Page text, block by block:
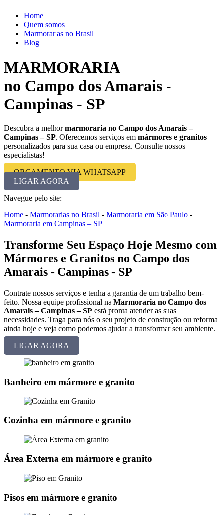
Home
Quem somos
Marmorarias no Brasil
Blog
MARMORARIA
no Campo dos Amarais -
Campinas - SP
Descubra a melhormarmoraria no Campo dos Amarais –
Campinas – SP. Oferecemos serviços em mármores e granitos
personalizados para sua casa ou empresa. Consulte nossos
especialistas!
ORÇAMENTO VIA WHATSAPP
LIGAR AGORA
Navegue pelo site:
Home - Marmorarias no Brasil - Marmoraria em São Paulo -
Marmoraria em Campinas – SP
Transforme Seu Espaço Hoje Mesmo com
Mármores e Granitos no Campo dos
Amarais - Campinas - SP
Contrate nossos serviços e tenha a garantia de um trabalho bem-
feito. Nossa equipe profissional na Marmoraria no Campo dos
Amarais – Campinas – SP está pronta atender as suas
necessidades. Traga para nós o seu projeto de construção ou reforma
ainda hoje e veja como podemos ajudar a transformar seu ambiente.
LIGAR AGORA
Banheiro em mármore e granito
Cozinha em mármore e granito
Área Externa em mármore e granito
Pisos em mármore e granito